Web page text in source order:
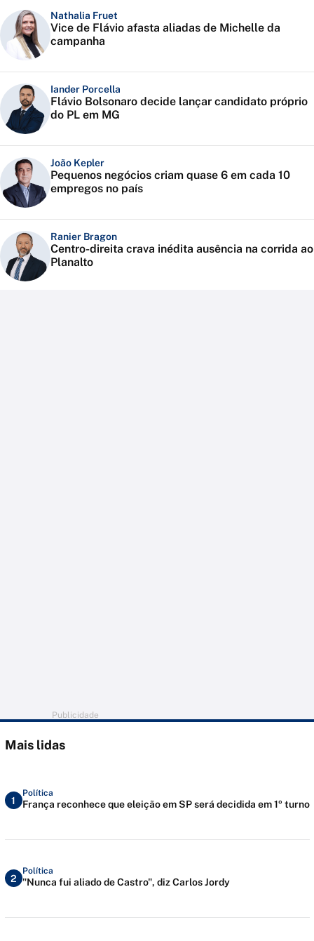
Nathalia Fruet
Vice de Flávio afasta aliadas de Michelle da
campanha
Iander Porcella
Flávio Bolsonaro decide lançar candidato próprio
do PL em MG
João Kepler
Pequenos negócios criam quase 6 em cada 10
empregos no país
Ranier Bragon
Centro-direita crava inédita ausência na corrida ao
Planalto
Publicidade
Mais lidas
1
Política
França reconhece que eleição em SP será decidida em 1º turno
2
Política
"Nunca fui aliado de Castro", diz Carlos Jordy